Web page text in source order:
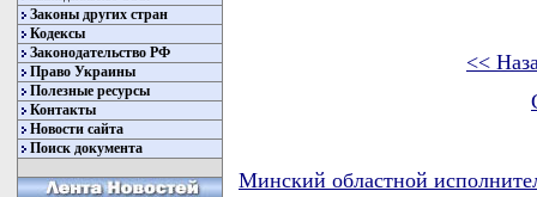
Законы других стран
Кодексы
Законодательство РФ
Право Украины
Полезные ресурсы
Контакты
Новости сайта
Поиск документа
<<
Минский областной